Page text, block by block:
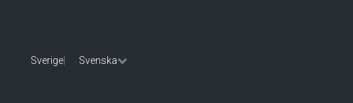
Sverige Svenska